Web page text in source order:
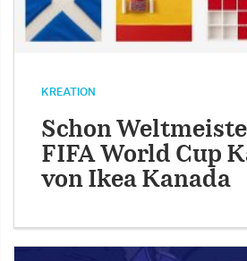
KREATION
Schon
FIFA World Cup
von Ikea Kanada